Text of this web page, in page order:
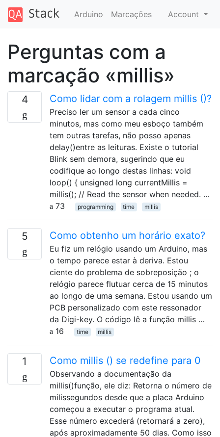
Arduino Marcações Account
Perguntas com a
marcação «millis»
4 Como lidar com a rolagem millis ()?
Preciso ler um sensor a cada cinco
minutos, mas como meu esboço também
tem outras tarefas, não posso apenas
delay()entre as leituras. Existe o tutorial
Blink sem demora, sugerindo que eu
codifique ao longo destas linhas: void
loop() { unsigned long currentMillis =
millis(); // Read the sensor when needed. …
73
programming time millis
5 Como obtenho um horário exato?
Eu fiz um relógio usando um Arduino, mas
o tempo parece estar à deriva. Estou
ciente do problema de sobreposição ; o
relógio parece flutuar cerca de 15 minutos
ao longo de uma semana. Estou usando um
PCB personalizado com este ressonador
da Digi-key. O código lê a função millis …
16
time millis
1 Como millis () se redefine para 0
Observando a documentação da
millis()função, ele diz: Retorna o número de
milissegundos desde que a placa Arduino
começou a executar o programa atual.
Esse número excederá (retornará a zero),
após aproximadamente 50 dias. Como isso